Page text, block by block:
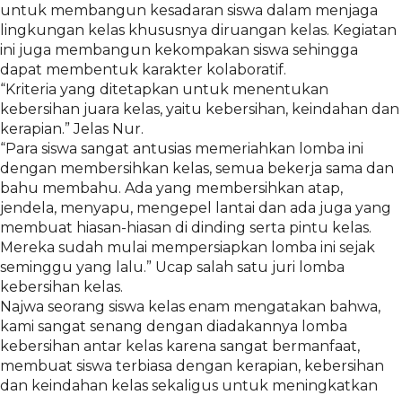
untuk membangun kesadaran siswa dalam menjaga
lingkungan kelas khususnya diruangan kelas. Kegiatan
ini juga membangun kekompakan siswa sehingga
dapat membentuk karakter kolaboratif.
“Kriteria yang ditetapkan untuk menentukan
kebersihan juara kelas, yaitu kebersihan, keindahan dan
kerapian.” Jelas Nur.
“Para siswa sangat antusias memeriahkan lomba ini
dengan membersihkan kelas, semua bekerja sama dan
bahu membahu. Ada yang membersihkan atap,
jendela, menyapu, mengepel lantai dan ada juga yang
membuat hiasan-hiasan di dinding serta pintu kelas.
Mereka sudah mulai mempersiapkan lomba ini sejak
seminggu yang lalu.” Ucap salah satu juri lomba
kebersihan kelas.
Najwa seorang siswa kelas enam mengatakan bahwa,
kami sangat senang dengan diadakannya lomba
kebersihan antar kelas karena sangat bermanfaat,
membuat siswa terbiasa dengan kerapian, kebersihan
dan keindahan kelas sekaligus untuk meningkatkan